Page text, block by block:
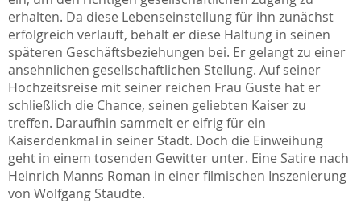
erhalten. Da diese Lebenseinstellung für ihn zunächst
erfolgreich verläuft, behält er diese Haltung in seinen
späteren Geschäftsbeziehungen bei. Er gelangt zu einer
ansehnlichen gesellschaftlichen Stellung. Auf seiner
Hochzeitsreise mit seiner reichen Frau Guste hat er
schließlich die Chance, seinen geliebten Kaiser zu
treffen. Daraufhin sammelt er eifrig für ein
Kaiserdenkmal in seiner Stadt. Doch die Einweihung
geht in einem tosenden Gewitter unter. Eine Satire nach
Heinrich Manns Roman in einer filmischen Inszenierung
von Wolfgang Staudte.